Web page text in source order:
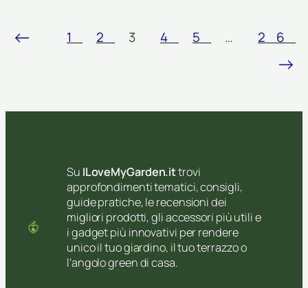
e
i
n
p
i
e
n
a
t
o
:
r
l
a
p
e
r
b
o
e
i
n
s
i
e
p
← 1 2 3 4 5 … 26
→
Su ILoveMyGarden.ittrovi
approfondimenti tematici, consigli,
guide pratiche, le recensioni dei
migliori prodotti, gli accessori più utili e
i gadget più innovativi per rendere
unico il tuo giardino, il tuo terrazzo o
l’angolo green di casa.